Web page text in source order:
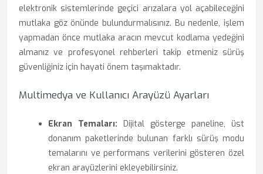
elektronik sistemlerinde geçici arızalara yol açabileceğini
mutlaka göz önünde bulundurmalısınız. Bu nedenle, işlem
yapmadan önce mutlaka aracın mevcut kodlama yedeğini
almanız ve profesyonel rehberleri takip etmeniz sürüş
güvenliğiniz için hayati önem taşımaktadır.
Multimedya ve Kullanıcı Arayüzü Ayarları
Ekran Temaları: Dijital gösterge paneline, üst
donanım paketlerinde bulunan farklı sürüş modu
temalarını ve performans verilerini gösteren özel
ekran arayüzlerini ekleyebilirsiniz.